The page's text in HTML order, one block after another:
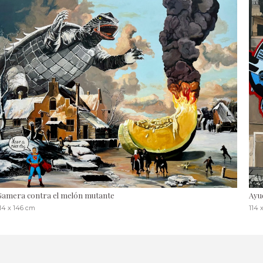
contra el melón mutante
x 146 cm 114